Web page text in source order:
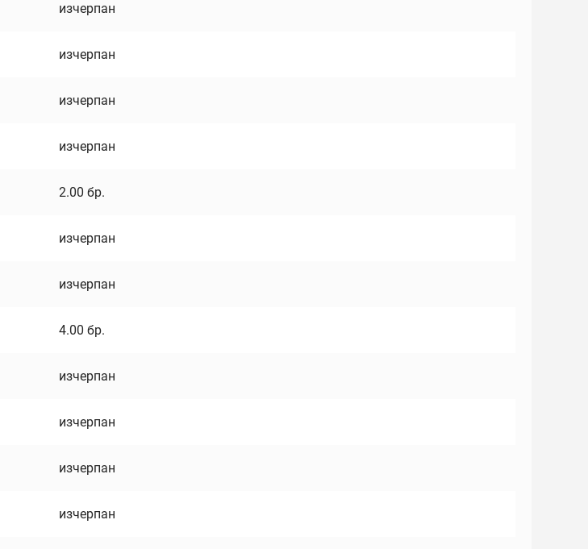
изчерпан
изчерпан
изчерпан
изчерпан
2.00 бр.
изчерпан
изчерпан
4.00 бр.
изчерпан
изчерпан
изчерпан
изчерпан